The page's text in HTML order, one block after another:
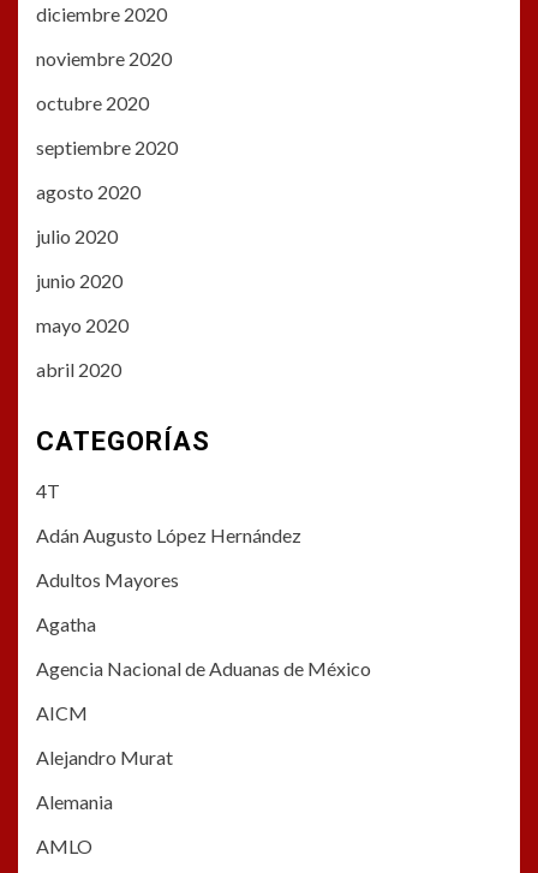
diciembre 2020
noviembre 2020
octubre 2020
septiembre 2020
agosto 2020
julio 2020
junio 2020
mayo 2020
abril 2020
CATEGORÍAS
4T
Adán Augusto López Hernández
Adultos Mayores
Agatha
Agencia Nacional de Aduanas de México
AICM
Alejandro Murat
Alemania
AMLO